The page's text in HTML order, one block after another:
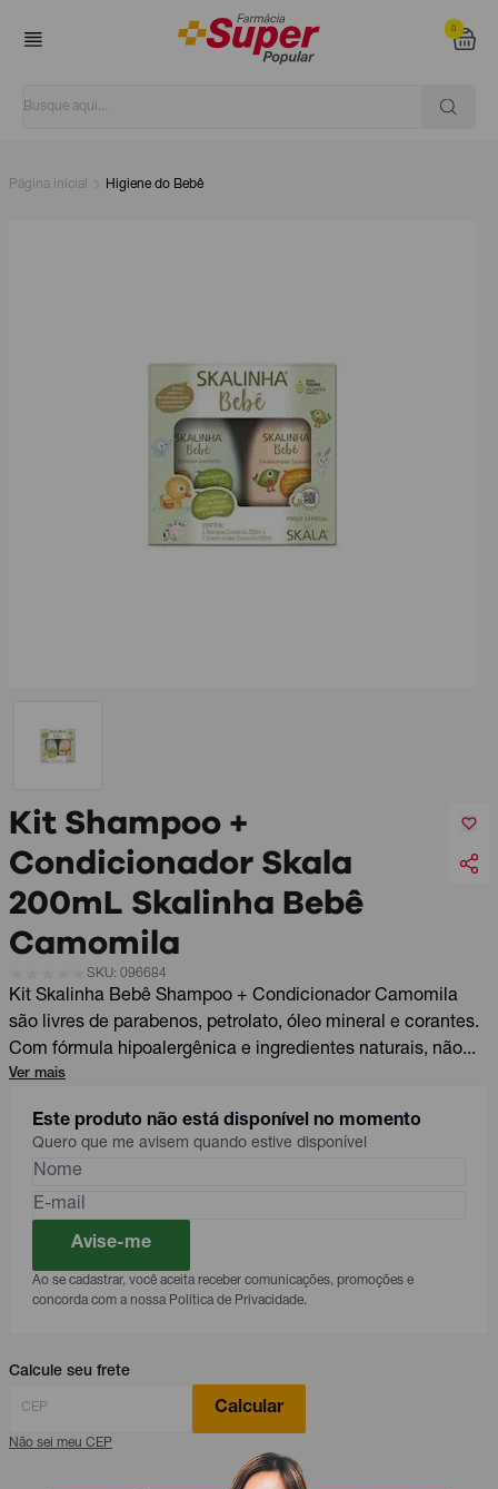
0
Página inicial Higiene do Bebê
Kit Shampoo +
Condicionador Skala
200mL Skalinha Bebê
Camomila
SKU: 096684
Kit Skalinha Bebê Shampoo + Condicionador Camomila
são livres de parabenos, petrolato, óleo mineral e corantes.
Com fórmula hipoalergênica e ingredientes naturais, não...
Ver mais
Este produto não está disponível no momento
Quero que me avisem quando estive disponível
Avise-me
Ao se cadastrar, você aceita receber comunicações, promoções e
concorda com a nossa Política de Privacidade.
Calcule seu frete
Calcular
Não sei meu CEP